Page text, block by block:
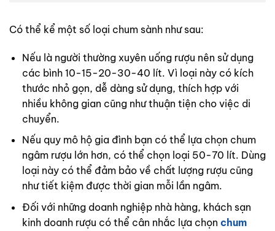
Có thể kể một số loại chum sành như sau:
Nếu là người thường xuyên uống rượu nên sử dụng
các bình 10-15-20-30-40 lít. Vì loại này có kích
thước nhỏ gọn, dễ dàng sử dụng, thích hợp với
nhiều không gian cũng như thuận tiện cho việc di
chuyển.
Nếu quy mô hộ gia đình bạn có thể lựa chọn chum
ngâm rượu lớn hơn, có thể chọn loại 50-70 lít. Dùng
loại này có thể đảm bảo về chất lượng rượu cũng
như tiết kiệm được thời gian mỗi lần ngâm.
Đối với những doanh nghiệp nhà hàng, khách sạn
kinh doanh rượu có thể cân nhắc lựa chọn chum